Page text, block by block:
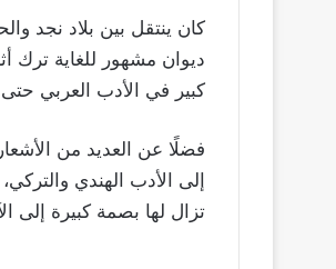
كان ينتقل بين بلاد نجد
ديوان مشهور للغاية
كبير في الأدب العربي
فضلًا عن العديد من
إلى الأدب الهندي
تزال لها بصمة كبيرة إلى